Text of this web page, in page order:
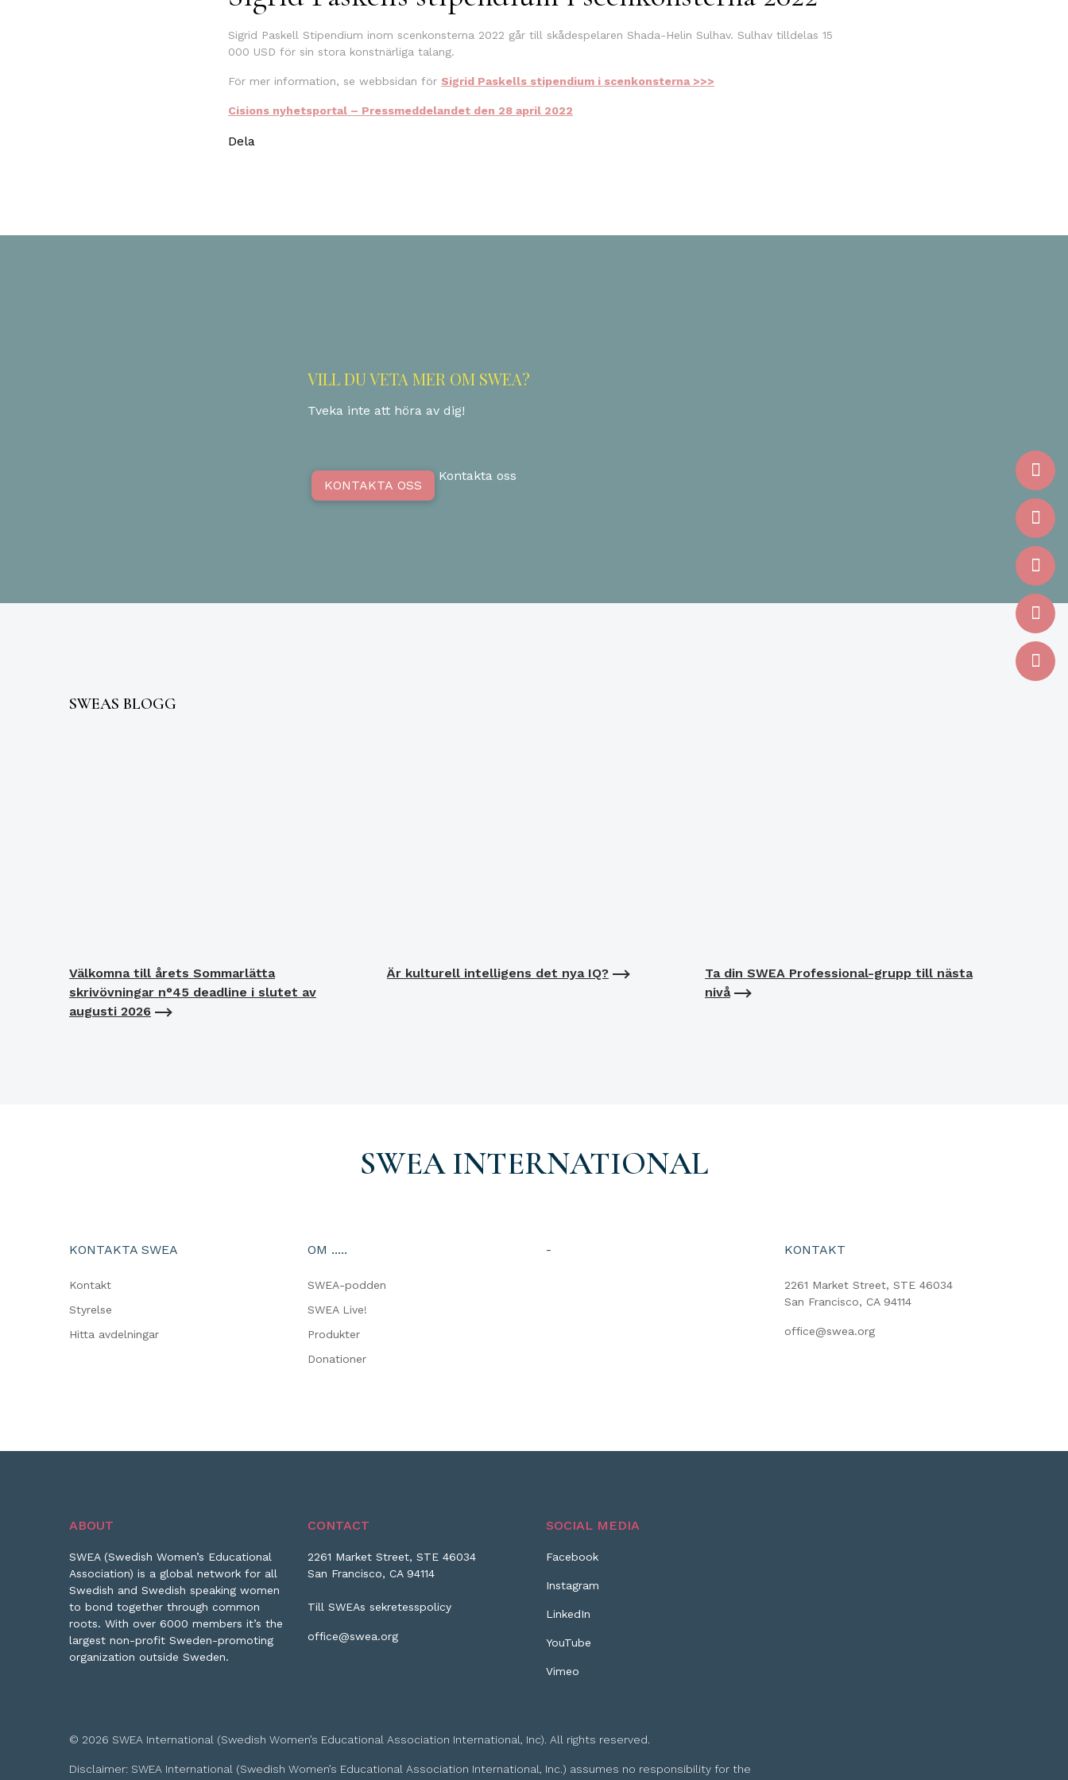
Sigrid Paskell Stipendium inom scenkonsterna 2022 går till skådespelaren Shada-Helin Sulhav. Sulhav tilldelas 15
000 USD för sin stora konstnärliga talang.
För mer information, se webbsidan för Sigrid Paskells stipendium i scenkonsterna >>>
Cisions nyhetsportal – Pressmeddelandet den 28 april 2022
Dela
VILL DU VETA MER OM SWEA?
Tveka inte att höra av dig!
KONTAKTA OSS
Kontakta oss
SWEAS BLOGG
Välkomna till årets Sommarlätta
skrivövningar n°45 deadline i slutet av
augusti 2026
Är kulturell intelligens det nya IQ?
Ta din SWEA Professional-grupp till nästa
nivå
SWEA INTERNATIONAL
KONTAKTA SWEA
Kontakt
Styrelse
Hitta avdelningar
OM .....
SWEA-podden
SWEA Live!
Produkter
Donationer
- KONTAKT
2261 Market Street, STE 46034
San Francisco, CA 94114
office@swea.org
ABOUT
SWEA (Swedish Women’s Educational
Association) is a global network for all
Swedish and Swedish speaking women
to bond together through common
roots. With over 6000 members it’s the
largest non-profit Sweden-promoting
organization outside Sweden.
CONTACT
2261 Market Street, STE 46034
San Francisco, CA 94114
Till SWEAs sekretesspolicy
office@swea.org
SOCIAL MEDIA
Facebook
Instagram
LinkedIn
YouTube
Vimeo
© 2026 SWEA International (Swedish Women’s Educational Association International, Inc). All rights reserved.
Disclaimer: SWEA International (Swedish Women’s Educational Association International, Inc.) assumes no responsibility for the